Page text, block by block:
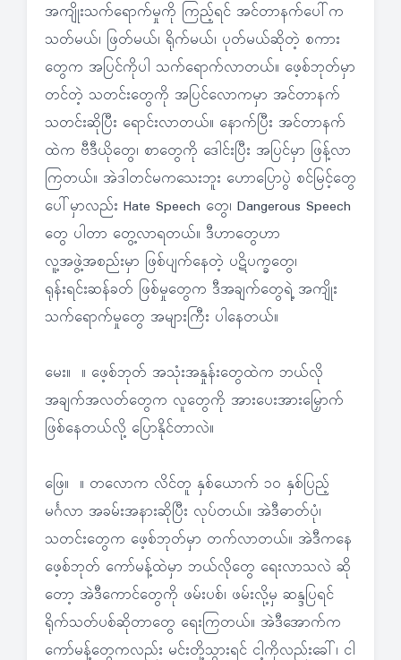
အကျိုးသက်ရောက်မှုကို ကြည့်ရင် အင်တာနက်ပေါ်က
သတ်မယ်၊ ဖြတ်မယ်၊ ရိုက်မယ်၊ ပုတ်မယ်ဆိုတဲ့ စကား
တွေက အပြင်ကိုပါ သက်ရောက်လာတယ်။ ဖေ့စ်ဘုတ်မှာ
တင်တဲ့ သတင်းတွေကို အပြင်လောကမှာ အင်တာနက်
သတင်းဆိုပြီး ရောင်းလာတယ်။ နောက်ပြီး အင်တာနက်
ထဲက ဗီဒီယိုတွေ၊ စာတွေကို ဒေါင်းပြီး အပြင်မှာ ဖြန့်လာ
ကြတယ်။ အဲဒါတင်မကသေးဘူး ဟောပြောပွဲ စင်မြင့်တွေ
ပေါ်မှာလည်း Hate Speech တွေ၊ Dangerous Speech
တွေ ပါတာ တွေ့လာရတယ်။ ဒီဟာတွေဟာ
လူ့အဖွဲ့အစည်းမှာ ဖြစ်ပျက်နေတဲ့ ပဋိပက္ခတွေ၊
ရုန်းရင်းဆန်ခတ် ဖြစ်မှုတွေက ဒီအချက်တွေရဲ့ အကျိုး
သက်ရောက်မှုတွေ အများကြီး ပါနေတယ်။
မေး။ ။ ဖေ့စ်ဘုတ် အသုံးအနှုန်းတွေထဲက ဘယ်လို
အချက်အလတ်တွေက လူတွေကို အားပေးအားမြှောက်
ဖြစ်နေတယ်လို့ ပြောနိုင်တာလဲ။
ဖြေ။ ။ တလောက လိင်တူ နှစ်ယောက် ၁၀ နှစ်ပြည့်
မင်္ဂလာ အခမ်းအနားဆိုပြီး လုပ်တယ်။ အဲဒီဓာတ်ပုံ၊
သတင်းတွေက ဖေ့စ်ဘုတ်မှာ တက်လာတယ်။ အဲဒီကနေ
ဖေ့စ်ဘုတ် ကော်မန့်ထဲမှာ ဘယ်လိုတွေ ရေးလာသလဲ ဆို
တော့ အဲဒီကောင်တွေကို ဖမ်းပစ်၊ ဖမ်းလို့မှ ဆန္ဒပြရင်
ရိုက်သတ်ပစ်ဆိုတာတွေ ရေးကြတယ်။ အဲဒီအောက်က
ကော်မန့်တွေကလည်း မင်းတို့သွားရင် ငါ့ကိုလည်းခေါ်၊ ငါ